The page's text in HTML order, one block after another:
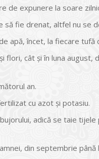
de expunere la soare
fie drenat, altfel nu se
apă, încet, la fiecare tufă
flori, cât și în luna august,
an.
cu azot și potasiu.
adică se taie tijele
din septembrie până